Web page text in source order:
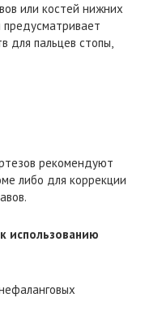
или костей нижних
для пальцев стопы,
рекомендуют
либо для коррекции
использованию